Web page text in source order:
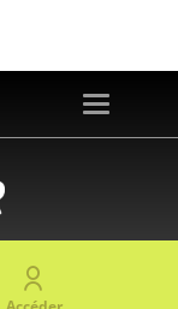
Toggle
|